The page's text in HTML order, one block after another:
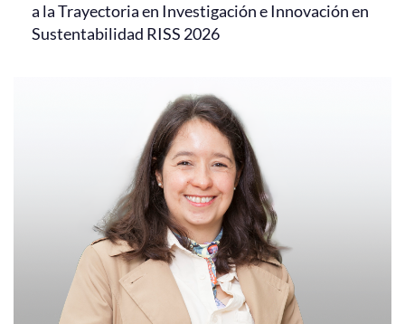
a la Trayectoria en Investigación e Innovación en
Sustentabilidad RISS 2026